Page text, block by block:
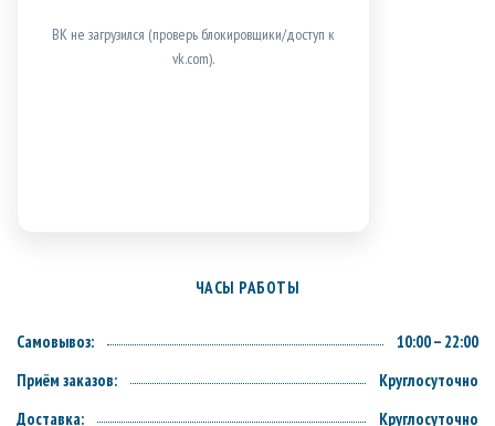
ВК не загрузился (проверь блокировщики/доступ к
vk.com).
ЧАСЫ РАБОТЫ
Самовывоз:
10:00 – 22:00
Приём заказов:
Круглосуточно
Доставка:
Круглосуточно